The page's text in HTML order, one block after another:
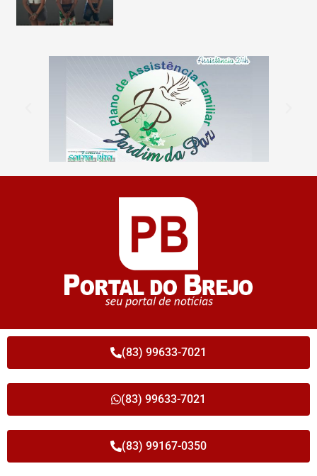
(83) 99633-7021
(83) 99633-7021
(83) 99167-0350